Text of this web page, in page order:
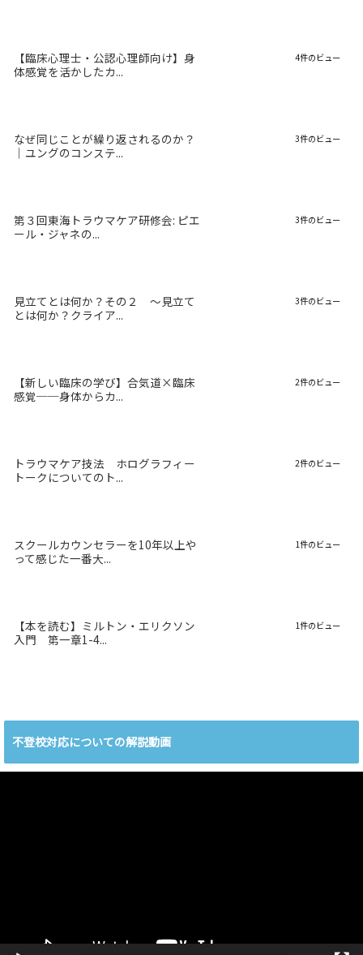
【臨床心理士・公認心理師向け】身
体感覚を活かしたカ...
4件のビュー
なぜ同じことが繰り返されるのか？
｜ユングのコンステ...
3件のビュー
第３回東海トラウマケア研修会: ピエ
ール・ジャネの...
3件のビュー
見立てとは何か？その２ 〜見立て
とは何か？クライア...
3件のビュー
【新しい臨床の学び】合気道×臨床
感覚──身体からカ...
2件のビュー
トラウマケア技法 ホログラフィー
トークについてのト...
2件のビュー
スクールカウンセラーを10年以上や
って感じた一番大...
1件のビュー
【本を読む】ミルトン・エリクソン
入門 第一章1-4...
1件のビュー
不登校対応についての解説動画